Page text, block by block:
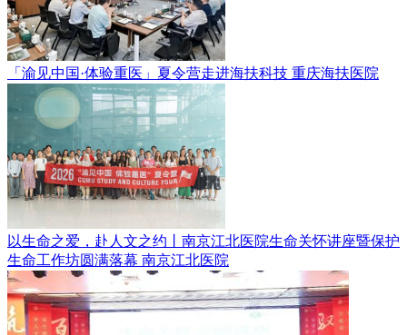
「渝见中国·体验重医」夏令营走进海扶科技 重庆海扶医院
以生命之爱，赴人文之约丨南京江北医院生命关怀讲座暨保护
生命工作坊圆满落幕 南京江北医院